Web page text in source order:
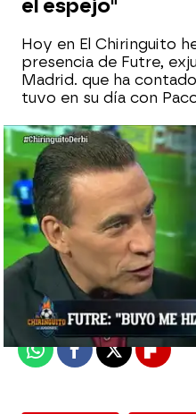
el espejo"
Hoy en El Chiringuito
presencia de Futre,
Madrid. que ha
tuvo en su día con
mega
Madrid
Publicado: 26 de enero
WhatsappFacebook
X